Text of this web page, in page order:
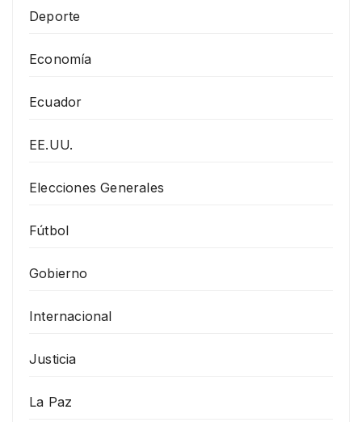
Deporte
Economía
Ecuador
EE.UU.
Elecciones Generales
Fútbol
Gobierno
Internacional
Justicia
La Paz